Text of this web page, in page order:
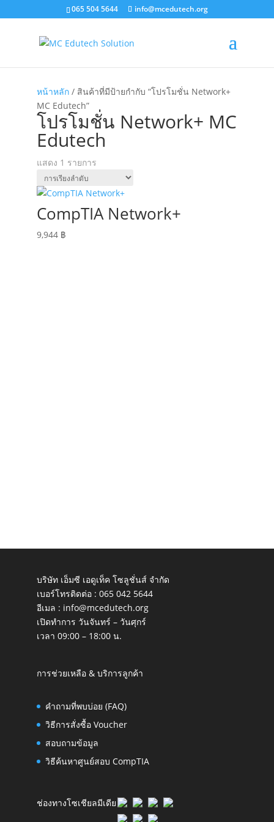
065 504 5644 info@mcedutech.org
หน้าหลัก/ สินค้าที่มีป้ายกำกับ “โปรโมชั่น Network+
MC Edutech”
โปรโมชั่น Network+ MC
Edutech
แสดง 1 รายการ
CompTIA Network+
9,944 ฿
บริษัท เอ็มซี เอดูเท็ค โซลูชั่นส์ จำกัด
เบอร์โทรติดต่อ : 065 042 5644
อีเมล : info@mcedutech.org
เปิดทำการ วันจันทร์ – วันศุกร์
เวลา 09:00 – 18:00 น.
การช่วยเหลือ & บริการลูกค้า
คำถามที่พบบ่อย (FAQ)
วิธีการสั่งซื้อ Voucher
สอบถามข้อมูล
วิธีค้นหาศูนย์สอบ CompTIA
ช่องทางโซเชียลมีเดีย